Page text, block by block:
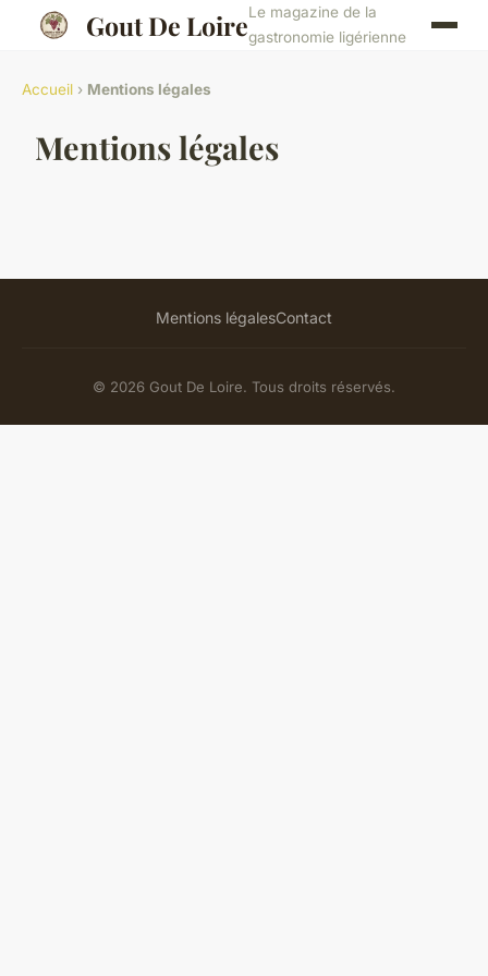
Gout De LoireLe magazine de la
gastronomie ligérienne
Accueil › Mentions légales
Mentions légales
Mentions légalesContact
© 2026 Gout De Loire. Tous droits réservés.